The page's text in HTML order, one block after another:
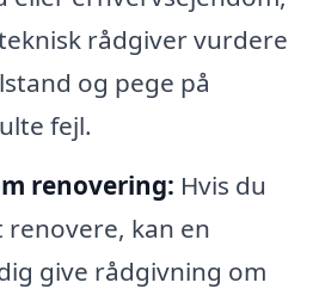
rådgiver vurdere
og pege på
fejl.
renovering: Hvis du
kan en
give rådgivning om